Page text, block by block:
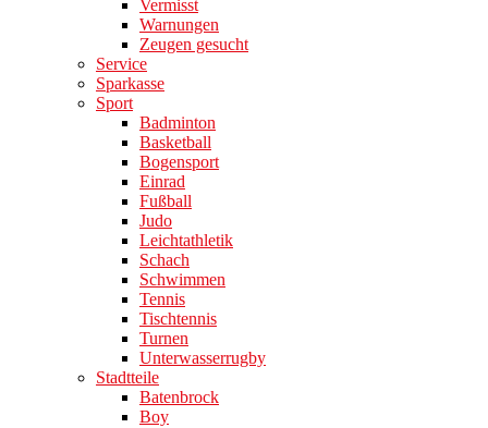
Vermisst
Warnungen
Zeugen gesucht
Service
Sparkasse
Sport
Badminton
Basketball
Bogensport
Einrad
Fußball
Judo
Leichtathletik
Schach
Schwimmen
Tennis
Tischtennis
Turnen
Unterwasserrugby
Stadtteile
Batenbrock
Boy